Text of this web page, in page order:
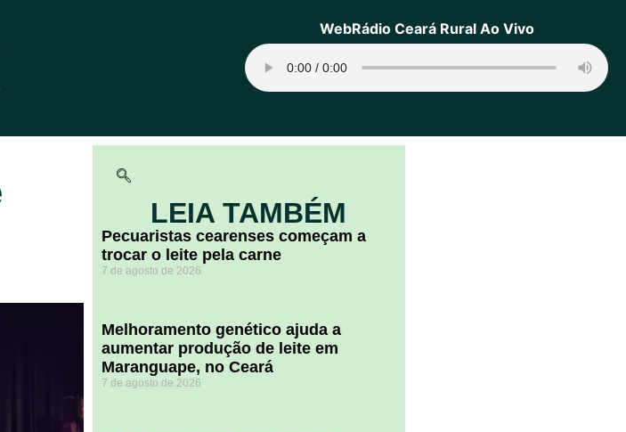
WebRádio Ceará Rural Ao Vivo
LEIA TAMBÉM
Pecuaristas cearenses começam a
trocar o leite pela carne
7 de agosto de 2026
Melhoramento genético ajuda a
aumentar produção de leite em
Maranguape, no Ceará
7 de agosto de 2026